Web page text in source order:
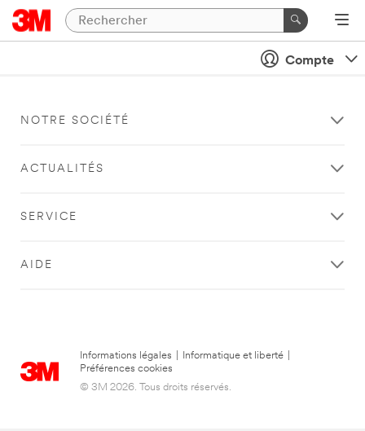
Compte
NOTRE SOCIÉTÉ
ACTUALITÉS
SERVICE
AIDE
Informations légales Informatique et liberté
Préférences cookies
© 3M 2026. Tous droits réservés.